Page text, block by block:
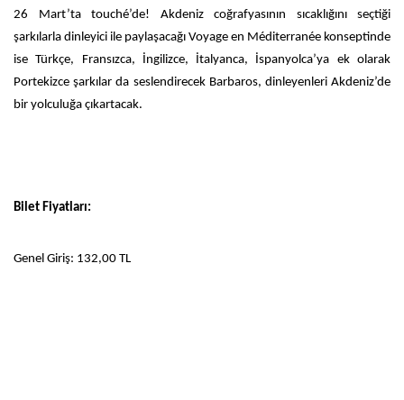
26 Mart’ta touché’de! Akdeniz coğrafyasının sıcaklığını seçtiği
şarkılarla dinleyici ile paylaşacağı Voyage en Méditerranée konseptinde
ise Türkçe, Fransızca, İngilizce, İtalyanca, İspanyolca’ya ek olarak
Portekizce şarkılar da seslendirecek Barbaros, dinleyenleri Akdeniz’de
bir yolculuğa çıkartacak.
Bilet Fiyatları:
Genel Giriş: 132,00 TL